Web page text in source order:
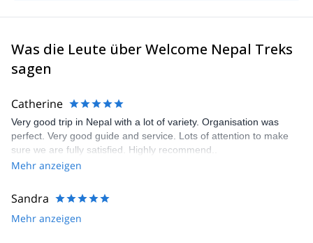
logistics are taken care of, and that you have an overall
Was die Leute über Welcome Nepal Treks
sagen
Catherine
Very good trip in Nepal with a lot of variety. Organisation was
perfect. Very good guide and service. Lots of attention to make
sure we are fully satisfied. Highly recommend..
Mehr anzeigen
Sandra
Mehr anzeigen